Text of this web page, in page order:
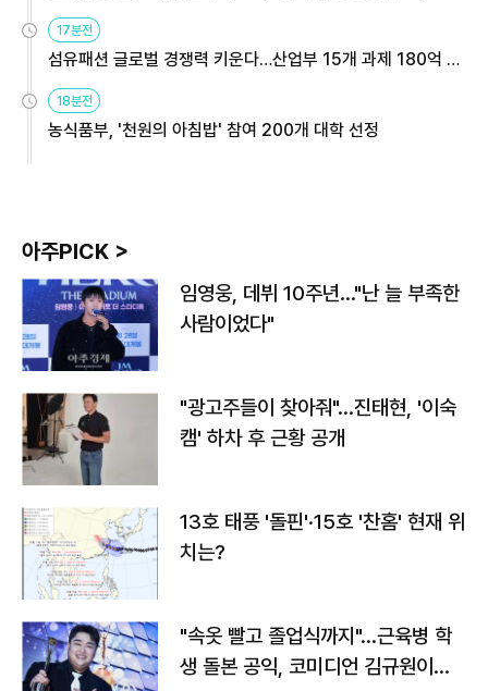
용해야
17분전
섬유패션 글로벌 경쟁력 키운다…산업부 15개 과제 180억 지
원
18분전
농식품부, '천원의 아침밥' 참여 200개 대학 선정
아주PICK >
임영웅, 데뷔 10주년…"난 늘 부족한
사람이었다"
"광고주들이 찾아줘"…진태현, '이숙
캠' 하차 후 근황 공개
13호 태풍 '돌핀'·15호 '찬홈' 현재 위
치는?
"속옷 빨고 졸업식까지"…근육병 학
생 돌본 공익, 코미디언 김규원이었